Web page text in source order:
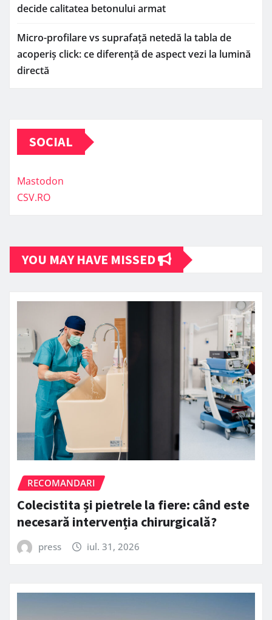
decide calitatea betonului armat
Micro-profilare vs suprafață netedă la tabla de
acoperiș click: ce diferență de aspect vezi la lumină
directă
SOCIAL
Mastodon
CSV.RO
YOU MAY HAVE MISSED
RECOMANDARI
Colecistita și pietrele la fiere: când este
necesară intervenția chirurgicală?
press iul. 31, 2026